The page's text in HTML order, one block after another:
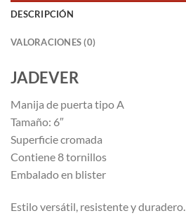
DESCRIPCIÓN
VALORACIONES (0)
JADEVER
Manija de puerta tipo A
Tamaño: 6″
Superficie cromada
Contiene 8 tornillos
Embalado en blister
Estilo versátil, resistente y duradero.